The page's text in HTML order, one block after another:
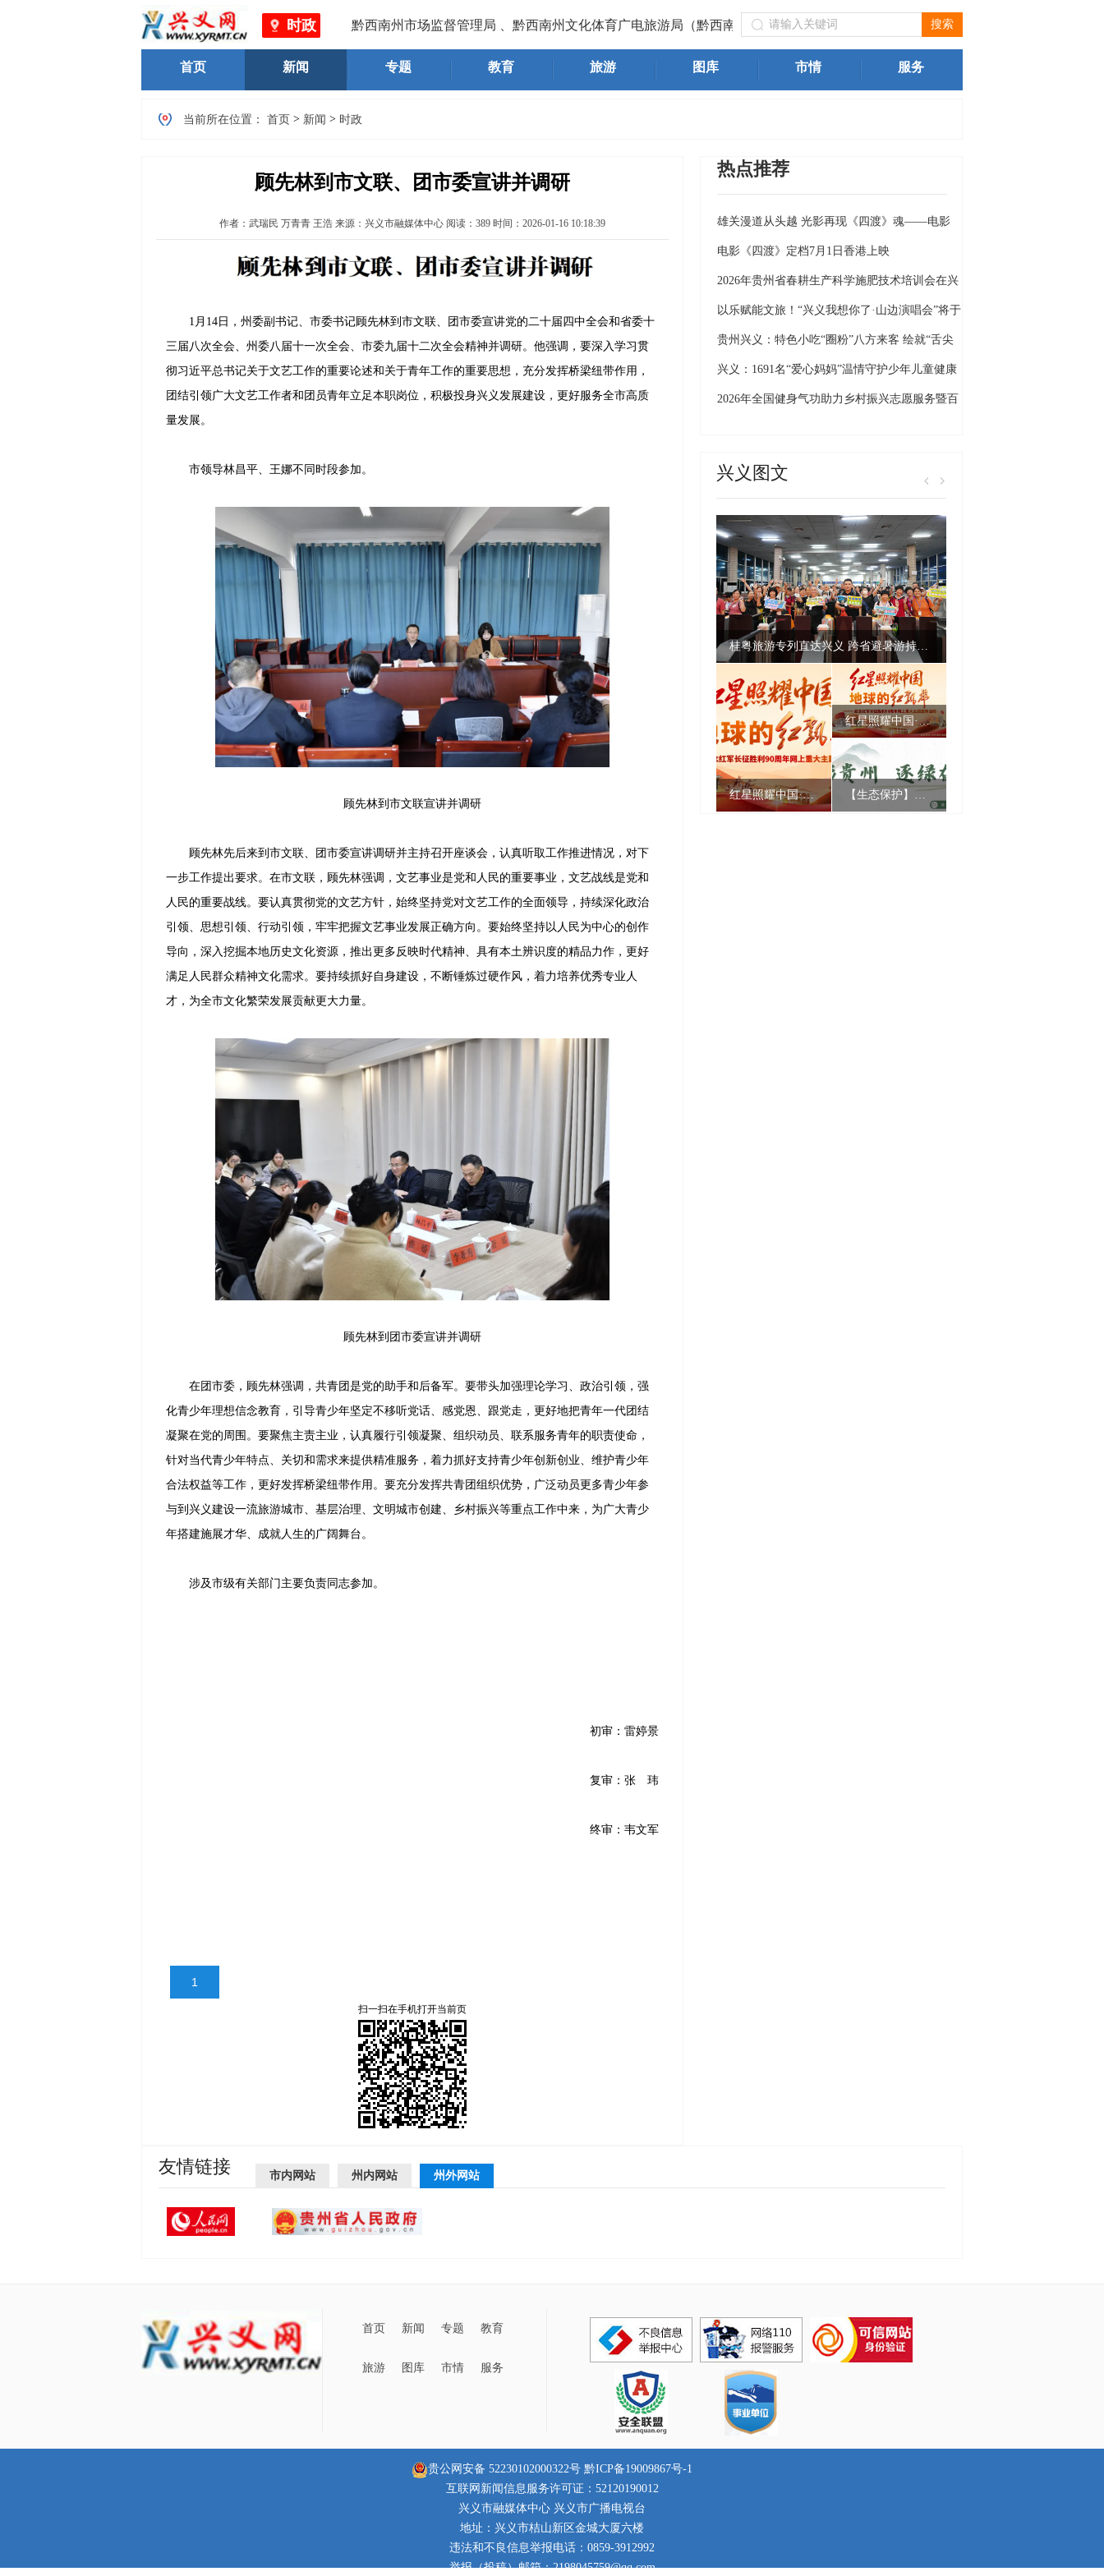
时政 黔西南州市场监督管理局 、黔西南州文化体育广电旅游局（黔西南州文物局）关于进一步规范我州旅游市场价格行为的提醒告诫函
首页 新闻 专题 教育 旅游 图库 市情 服务
当前所在位置： 首页 > 新闻 > 时政
顾先林到市文联、团市委宣讲并调研
作者： 武瑞民 万青青 王浩 来源：兴义市融媒体中心 阅读： 389 时间： 2026-01-16 10:18:39
1月14日，州委副书记、市委书记顾先林到市文联、团市委宣讲党的二十届四中全会和省委十
三届八次全会、州委八届十一次全会、市委九届十二次全会精神并调研。他强调，要深入学习贯
彻习近平总书记关于文艺工作的重要论述和关于青年工作的重要思想，充分发挥桥梁纽带作用，
团结引领广大文艺工作者和团员青年立足本职岗位，积极投身兴义发展建设，更好服务全市高质
量发展。
市领导林昌平、王娜不同时段参加。
顾先林到市文联宣讲并调研
顾先林先后来到市文联、团市委宣讲调研并主持召开座谈会，认真听取工作推进情况，对下
一步工作提出要求。在市文联，顾先林强调，文艺事业是党和人民的重要事业，文艺战线是党和
人民的重要战线。要认真贯彻党的文艺方针，始终坚持党对文艺工作的全面领导，持续深化政治
引领、思想引领、行动引领，牢牢把握文艺事业发展正确方向。要始终坚持以人民为中心的创作
导向，深入挖掘本地历史文化资源，推出更多反映时代精神、具有本土辨识度的精品力作，更好
满足人民群众精神文化需求。要持续抓好自身建设，不断锤炼过硬作风，着力培养优秀专业人
才，为全市文化繁荣发展贡献更大力量。
顾先林到团市委宣讲并调研
在团市委，顾先林强调，共青团是党的助手和后备军。要带头加强理论学习、政治引领，强
化青少年理想信念教育，引导青少年坚定不移听党话、感党恩、跟党走，更好地把青年一代团结
凝聚在党的周围。要聚焦主责主业，认真履行引领凝聚、组织动员、联系服务青年的职责使命，
针对当代青少年特点、关切和需求来提供精准服务，着力抓好支持青少年创新创业、维护青少年
合法权益等工作，更好发挥桥梁纽带作用。要充分发挥共青团组织优势，广泛动员更多青少年参
与到兴义建设一流旅游城市、基层治理、文明城市创建、乡村振兴等重点工作中来，为广大青少
年搭建施展才华、成就人生的广阔舞台。
涉及市级有关部门主要负责同志参加。
初审：雷婷景
复审：张 玮
终审：韦文军
1
扫一扫在手机打开当前页
热点推荐
雄关漫道从头越 光影再现《四渡》魂——电影
《四渡》定档6月26日
电影《四渡》定档7月1日香港上映
2026年贵州省春耕生产科学施肥技术培训会在兴
义举行
以乐赋能文旅！“兴义我想你了·山边演唱会”将于
7月18日燃情开唱
贵州兴义：特色小吃“圈粉”八方来客 绘就“舌尖
上的旅居”新画卷
兴义：1691名“爱心妈妈”温情守护少年儿童健康
成长
2026年全国健身气功助力乡村振兴志愿服务暨百
兴义图文
桂粤旅游专列直达兴义 跨省避暑游持续升温
红星照耀中国·地球的红飘带丨南渡乌江：假电调敌 绝境智渡
红星照耀中国·地球的红飘带丨中央红军长征南渡乌江过息烽六天五夜之三场战斗
【生态保护】邢江河归来｜“红水沟”蝶变幸福河
友情链接 市内网站 州内网站 州外网站
首页 新闻 专题 教育
旅游 图库 市情 服务
贵公网安备 52230102000322号 黔ICP备19009867号-1
互联网新闻信息服务许可证：52120190012
兴义市融媒体中心 兴义市广播电视台
地址：兴义市桔山新区金城大厦六楼
违法和不良信息举报电话：0859-3912992
举报（投稿）邮箱：2198045759@qq.com